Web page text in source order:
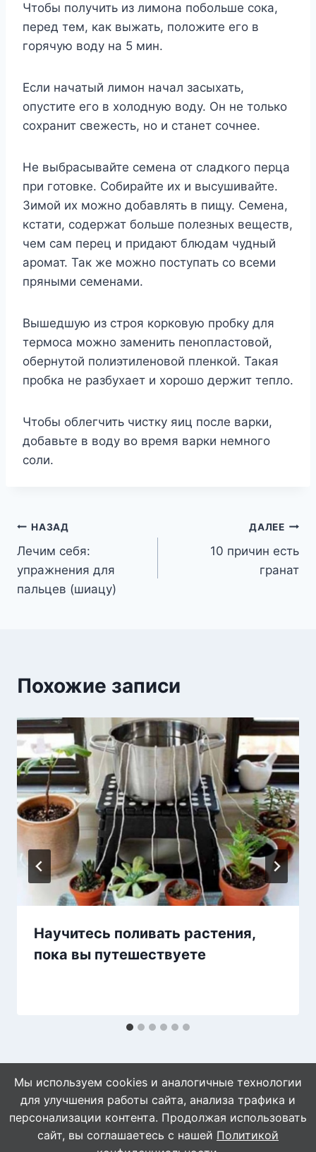
Чтобы получить из лимона побольше сока,
перед тем, как выжать, положите его в
горячую воду на 5 мин.
Если начатый лимон начал засыхать,
опустите его в холодную воду. Он не только
сохранит свежесть, но и станет сочнее.
Не выбрасывайте семена от сладкого перца
при готовке. Собирайте их и высушивайте.
Зимой их можно добавлять в пищу. Семена,
кстати, содержат больше полезных веществ,
чем сам перец и придают блюдам чудный
аромат. Так же можно поступать со всеми
пряными семенами.
Вышедшую из строя корковую пробку для
термоса можно заменить пенопластовой,
обернутой полиэтиленовой пленкой. Такая
пробка не разбухает и хорошо держит тепло.
Чтобы облегчить чистку яиц после варки,
добавьте в воду во время варки немного
соли.
Навигация
по
записям
НАЗАД
Лечим себя:
упражнения для
пальцев (шиацу)
ДАЛЕЕ
10 причин есть
гранат
Похожие записи
Научитесь поливать растения,
пока вы путешествуете
© 2026 Naget.Ru
Мы используем cookies и аналогичные технологии
для улучшения работы сайта, анализа трафика и
персонализации контента. Продолжая использовать
сайт, вы соглашаетесь с нашей Политикой